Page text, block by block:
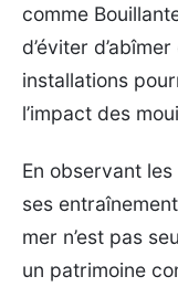
comme
d’éviter
installations
l’impact des
En observant
ses
mer n’est pas
un patrimoine